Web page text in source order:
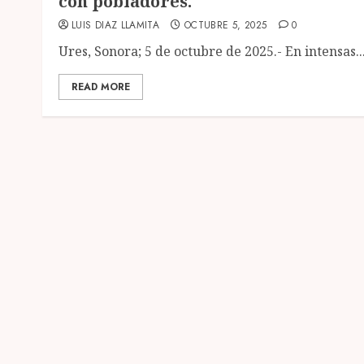
LUIS DIAZ LLAMITA OCTUBRE 5, 2025 0
Ures, Sonora; 5 de octubre de 2025.- En
READ MORE